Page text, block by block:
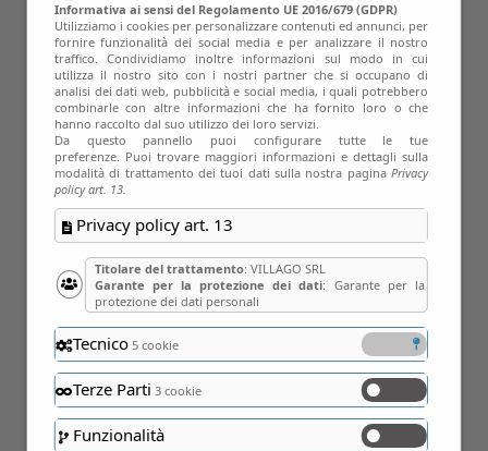
18
Feb
03
Giu
Informativa ai sensi del Regolamento UE 2016/679 (GDPR)
Utilizziamo i cookies per personalizzare contenuti ed annunci, per
fornire funzionalità dei social media e per analizzare il nostro
traffico. Condividiamo inoltre informazioni sul modo in cui
utilizza il nostro sito con i nostri partner che si occupano di
analisi dei dati web, pubblicità e social media, i quali potrebbero
combinarle con altre informazioni che ha fornito loro o che
hanno raccolto dal suo utilizzo dei loro servizi.
Da questo pannello puoi configurare tutte le tue
preferenze. Puoi trovare maggiori informazioni e dettagli sulla
modalità di trattamento dei tuoi dati sulla nostra paginaPrivacy
policy art. 13.
Privacy policy art. 13
Titolare del trattamento: VILLAGO SRL
Garante per la protezione dei dati: Garante per la
protezione dei dati personali
Tecnico5 cookie
Terze Parti 3 cookie
Funzionalità